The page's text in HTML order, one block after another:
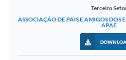
Terceiro
ASSOCIAÇÃO DE PAIS E AMIGOS DOS
APAE